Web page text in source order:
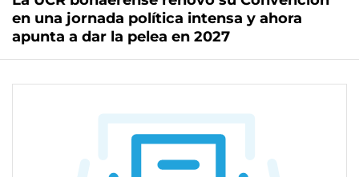
en una jornada política intensa y ahora
apunta a dar la pelea en 2027